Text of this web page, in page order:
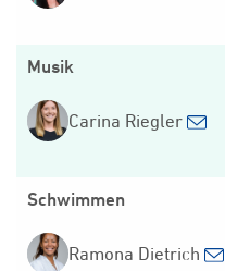
Musik
Carina Riegler
Schwimmen
Ramona Dietrich